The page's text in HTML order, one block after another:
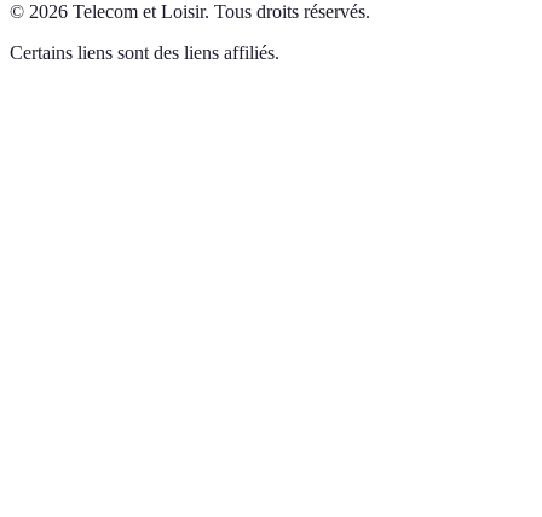
© 2026 Telecom et Loisir. Tous droits réservés.
Certains liens sont des liens affiliés.